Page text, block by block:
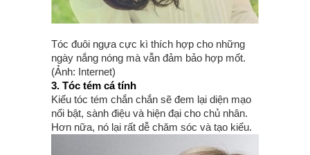
Tóc đuôi ngựa cực kì thích hợp cho những
ngày nắng nóng mà vẫn đảm bảo hợp mốt.
(Ảnh: Internet)
3. Tóc tém cá tính
Kiểu tóc tém chắn chắn sẽ đem lại diện mạo
nổi bật, sành điệu và hiện đại cho chủ nhân.
Hơn nữa, nó lại rất dễ chăm sóc và tạo kiểu.